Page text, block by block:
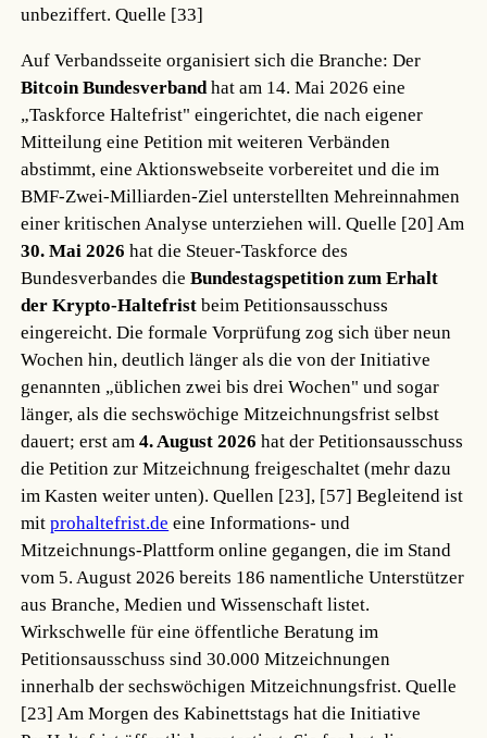
unbeziffert.Quelle [33]
Auf Verbandsseite organisiert sich die Branche: Der
Bitcoin Bundesverbandhat am 14. Mai 2026 eine
„Taskforce Haltefrist" eingerichtet, die nach eigener
Mitteilung eine Petition mit weiteren Verbänden
abstimmt, eine Aktionswebseite vorbereitet und die im
BMF-Zwei-Milliarden-Ziel unterstellten Mehreinnahmen
einer kritischen Analyse unterziehen will.Quelle [20] Am
30. Mai 2026 hat die Steuer-Taskforce des
Bundesverbandes dieBundestagspetition zum Erhalt
der Krypto-Haltefrist beim Petitionsausschuss
eingereicht. Die formale Vorprüfung zog sich über neun
Wochen hin, deutlich länger als die von der Initiative
genannten „üblichen zwei bis drei Wochen" und sogar
länger, als die sechswöchige Mitzeichnungsfrist selbst
dauert; erst am4. August 2026 hat der Petitionsausschuss
die Petition zur Mitzeichnung freigeschaltet (mehr dazu
im Kasten weiter unten).Quellen [23], [57] Begleitend ist
mitprohaltefrist.de eine Informations- und
Mitzeichnungs-Plattform online gegangen, die im Stand
vom 5. August 2026 bereits 186 namentliche Unterstützer
aus Branche, Medien und Wissenschaft listet.
Wirkschwelle für eine öffentliche Beratung im
Petitionsausschuss sind 30.000 Mitzeichnungen
innerhalb der sechswöchigen Mitzeichnungsfrist.Quelle
[23] Am Morgen des Kabinettstags hat die Initiative